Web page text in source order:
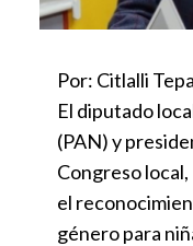
Por: Citlalli
El diputado
(PAN) y
Congreso
el
género para